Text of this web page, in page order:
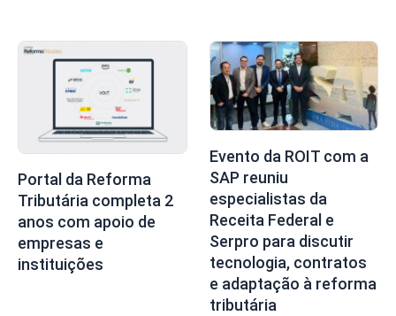
Portal da Reforma
Tributária completa 2
anos com apoio de
empresas e
instituições
Evento da ROIT com a
SAP reuniu
especialistas da
Receita Federal e
Serpro para discutir
tecnologia, contratos
e adaptação à reforma
tributária